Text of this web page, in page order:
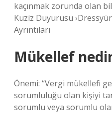
kaçınmak zorunda olan
Kuziz Duyurusu
Ayrıntıları
Mükellef
Önemi: “Vergi mükellefi
sorumluluğu olan kişiyi
sorumlu veya sorumlu